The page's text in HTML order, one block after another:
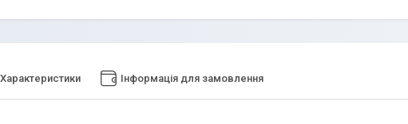
Характеристики Інформація для замовлення